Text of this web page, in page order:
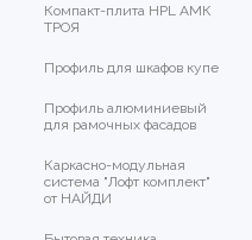
Компакт-плита HPL АМК
ТРОЯ
Профиль для шкафов купе
Профиль алюминиевый
для рамочных фасадов
Каркасно-модульная
система "Лофт комплект"
от НАЙДИ